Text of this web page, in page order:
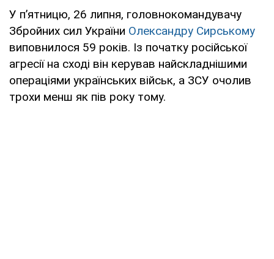
У п’ятницю, 26 липня, головнокомандувачу
Збройних сил України Олександру Сирському
виповнилося 59 років. Із початку російської
агресії на сході він керував найскладнішими
операціями українських військ, а ЗСУ очолив
трохи менш як пів року тому.